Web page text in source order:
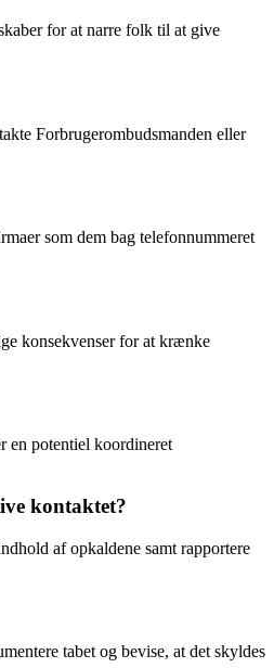
for at narre folk til at give
Forbrugerombudsmanden eller
som dem bag telefonnummeret
konsekvenser for at krænke
en potentiel koordineret
kontaktet?
af opkaldene samt rapportere
tabet og bevise, at det skyldes